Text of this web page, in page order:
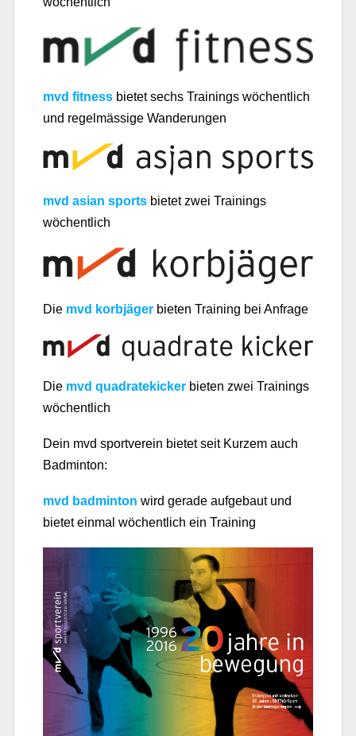
mvd fitness bietet sechs Trainings wöchentlich
und regelmässige Wanderungen
mvd asian sports bietet zwei Trainings
wöchentlich
Die mvd korbjäger bieten Training bei Anfrage
Die mvd quadratekicker bieten zwei Trainings
wöchentlich
Dein mvd sportverein bietet seit Kurzem auch
Badminton:
mvd badminton wird gerade aufgebaut und
bietet einmal wöchentlich ein Training